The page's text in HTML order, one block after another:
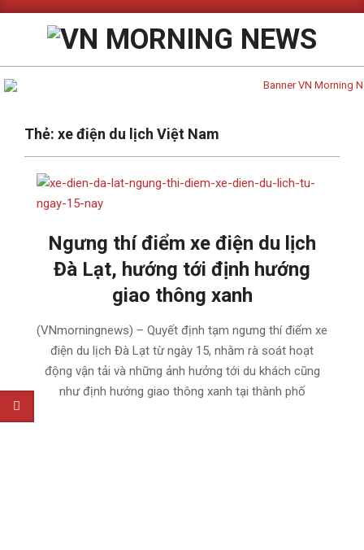
Skip
Navigation
Menu
Thẻ: xe điện du lịch Việt Nam
Ngưng thí điểm xe điện du lịch
Đà Lạt, hướng tới định hướng
giao thông xanh
02-
(VNmorningnews) – Quyết định tạm ngưng thí điểm xe
điện du lịch Đà Lạt từ ngày 15, nhằm rà soát hoạt
động vận tải và những ảnh hưởng tới du khách cũng
như định hướng giao thông xanh tại thành phố